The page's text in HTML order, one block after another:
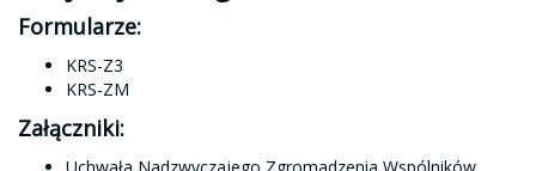
Formularze:
KRS-Z3
KRS-ZM
Załączniki: